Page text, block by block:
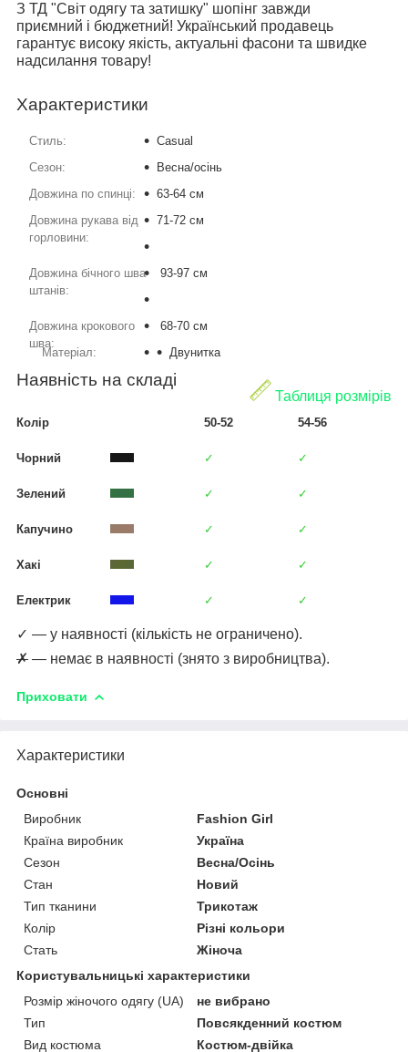
З ТД "Світ одягу та затишку" шопінг завжди
приємний і бюджетний! Український продавець
гарантує високу якість, актуальні фасони та швидке
надсилання товару!
Характеристики
Стиль:
Casual
Сезон:
Весна/осінь
Довжина по спинці:
63-64 см
Довжина рукава від
горловини:
71-72 см
Довжина бічного шва
штанів:
93-97 см
Довжина крокового
шва:
68-70 см
Матеріал:
Двунитка
Таблиця розмірів
Наявність на складі
Колір 50-52 54-56
Чорний ✓ ✓
Зелений ✓ ✓
Капучино ✓ ✓
Хакі ✓ ✓
Електрик ✓ ✓
✓ — у наявності (кількість не ограничено).
✗ — немає в наявності (знято з виробництва).
Приховати
Характеристики
Основні
Виробник
Fashion Girl
Країна виробник
Україна
Сезон
Весна/Осінь
Стан
Новий
Тип тканини
Трикотаж
Колір
Різні кольори
Стать
Жіноча
Користувальницькі характеристики
Розмір жіночого одягу (UA)
не вибрано
Тип
Повсякденний костюм
Вид костюма
Костюм-двійка